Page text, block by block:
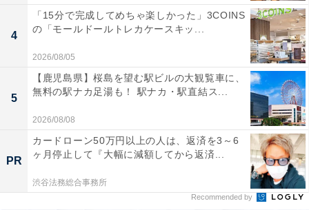
「癒養泉」の認定を受けた天然温泉「黄金の湯」
は、鉄分が豊富で体が芯からしっかりと温まり、湯
冷めしにくく肌も滑らかになる。
好みの温度帯を選べるタワーサウナや美肌効果のあ
るサウナバス、塩サウナに加えて、冷たい水風呂と
外気浴スペース（ととのい椅子）がしっかりと完備
されており、極上の「ととのう」体験ができる。
4
「15分で完成してめちゃ楽しかった」3COINS
の「モールドールトレカケースキッ...
2026/08/05
5
【鹿児島県】桜島を望む駅ビルの大観覧車に、
無料の駅ナカ足湯も！ 駅ナカ・駅直結ス...
2026/08/08
PR
カードローン50万円以上の人は、返済を3～6
ヶ月停止して『大幅に減額してから返済...
渋谷法務総合事務所
Recommended by